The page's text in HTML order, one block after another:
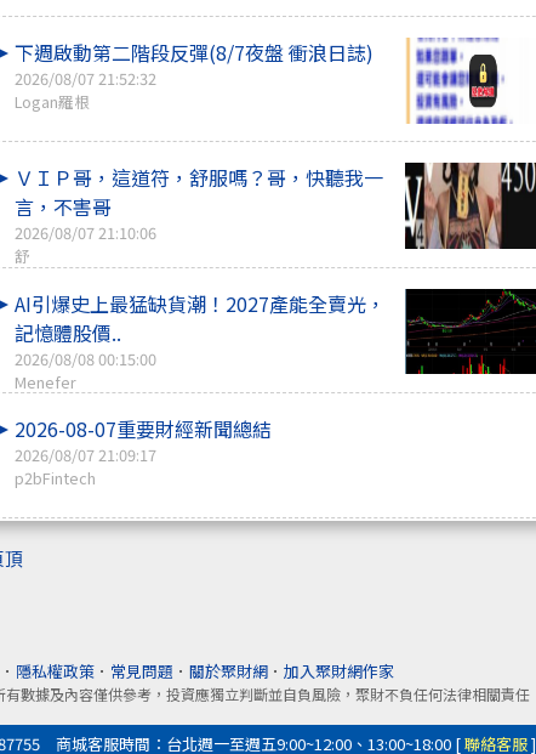
下週啟動第二階段反彈(8/7夜盤 衝浪日誌)
2026/08/07 21:52:32
Logan羅根
ＶＩＰ哥，這道符，舒服嗎？哥，快聽我一
言，不害哥
2026/08/07 21:10:06
舒
AI引爆史上最猛缺貨潮！2027產能全賣光，
記憶體股價..
2026/08/08 00:15:00
Menefer
2026-08-07重要財經新聞總結
2026/08/07 21:09:17
p2bFintech
頂
． 隱私權政策． 常見問題 ． 關於聚財網． 加入聚財網作家
數據及內容僅供參考，投資應獨立判斷並自負風險，聚財不負任何法律相關責任
商城客服時間：台北週一至週五9:00~12:00、13:00~18:00 [聯絡客服]